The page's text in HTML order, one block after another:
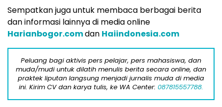
Sempatkan juga untuk membaca berbagai berita
dan informasi lainnya di media online
Harianbogor.comdan Haiindonesia.com
Peluang bagi aktivis pers pelajar, pers mahasiswa, dan
muda/mudi untuk dilatih menulis berita secara online, dan
praktek liputan langsung menjadi jurnalis muda di media
ini. Kirim CV dan karya tulis, ke WA Center: 087815557788.